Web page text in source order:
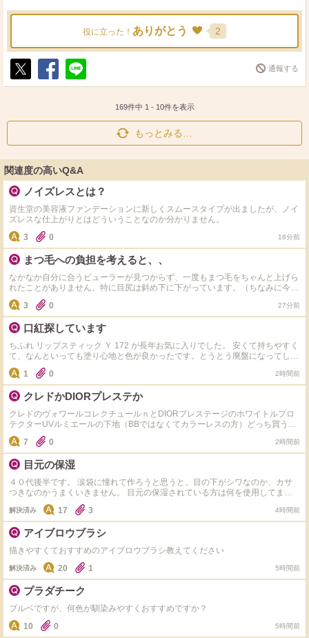
役に立った！ ありがとう 2
ポ
シ
送
通報する
169件中 1 - 10件を表示
もっとみる…
関連度の高いQ&A
ノイズレスとは？
資生堂の美容液ファンデーションに新しくスムースタイプが出ましたが、ノイ
ズレスな仕上がりとはどういうことなのか分かりません。
3
0 18分前
まつ毛への負担を考えると、、
なかなか自分に合うビューラーが見つからず、一度もまつ毛をちゃんと上げら
れたことがありません。特に目尻は斜め下に下がっています。（ちなみに今ま
で使用したことのあるビューラーは資生堂・無印良品・アイプチ・マキアージ
ュ・コージー本舗） そこでマツパをしてみたいと考えましたが、金銭的な負
担や薬剤に対して不安があります。 そこで、 ①自分に合うビューラーを探し
続ける（部分用やホットビューラー等も） ②マツパをする ならまつ毛への負
担など総合的に考えてどちらの方が良いでしょうか？（ちなみにビューラーは
週の半分以上使用）もし他の意見もあればぜひお願いします。
3 0 27分前
口紅探しています
ちふれ リップスティック Ｙ 172 が長年お気に入りでした。 安くて持ちやすく
て、なんといっても塗り心地と色が良かったです。とうとう廃盤になってしま
ったようで大ショックです(ToT) ややマットでブルベに合う 濃い目のピンク色
(ローズカラー、フューシャピンク、マゼンタ？)です。 ツヤやぽってりするジ
ェル系は苦手です。 マット系を塗ってティッシュオフして色を残しつつ、薄
く濡れる口紅が良いです。 デパコスに近いものはあるかもしれませんが、プ
チプラも含めて似たような塗り心地と色合いの口紅を探さなくては、、、 ご
存知のものがあれば教えてください。 172 は、塗ってみると写真ほど濃くな
かったので、落ち着いた感じの濃いピンク(ローズカラーというのが近いか
も？)でしょうか。 よろしくお願いいたします。
1 0 2時間前
クレドかDIORプレステか
クレドのヴォワールコレクチュールｎとDIORプレステージのホワイトルプロ
テクターUVルミエールの下地（BBではなくてカラーレスの方）どっち買うか
悩んでます。 それぞれ使ったことある方、比較を知りたいです！ よろしくお
願いします！
7 0 2時間前
目元の保湿
４０代後半です。 涙袋に憧れて作ろうと思うと、目の下がシワなのか、カサ
つきなのかうまくいきません。 目元の保湿されている方は何を使用してます
か？ ちなみに、朝はポーラのアイクリーム塗ってます。メイクをしてよれる
ことはありません。 スキンケアなのか、使用するメイクアップコスメを変え
たほうがいいのか、アドバイスお願いします。
解決済み 17 3 4時間前
アイブロウブラシ
描きやすくておすすめのアイブロウブラシ教えてください
解決済み 20 1 5時間前
プラダチーク
ブルベですが、何色が馴染みやすくおすすめですか？
10
0 5時間前